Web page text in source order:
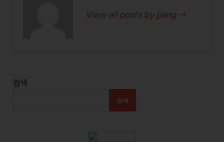
View all posts by jjang →
검색
검색